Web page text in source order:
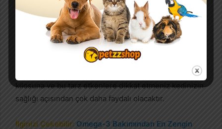
American Wirehair cinsi kedilerin kilo almaya
yatkınlıkları çok fazladır. Bu nedenle bu kediler için
mama seçimi yaparken az kalorili ve kaliteli mamalar
tercih etmeniz çok daha faydalı olacaktır. Bunun yanı
sıra mama seçimi yaparken sağlık durumuna, yaşına,
kilosuna ve bu tarz etkenlere dikkat etmeniz kedinizin
sağlığı açısından çok daha faydalı olacaktır.
İlginizi Çekebilir: Omega-3 Bakımından En Zengin